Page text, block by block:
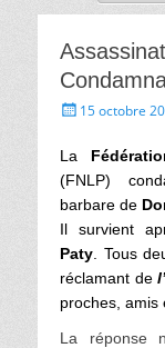
Écrit15 octobre
La
(FNLP)
barbare de
Il survient
Paty . Tous
réclamant de
proches, amis
La réponse